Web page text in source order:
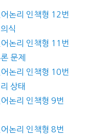
논리 인책형 12번
식
논리 인책형 11번
문제
논리 인책형 10번
상태
논리 인책형 9번
논리 인책형 8번